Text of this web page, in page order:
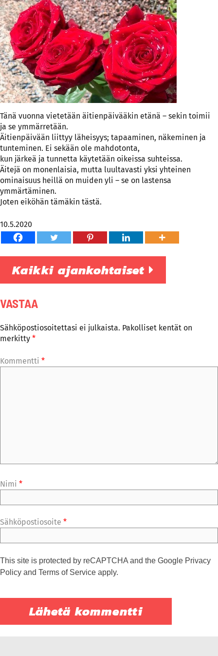
Tänä vuonna vietetään äitienpäivääkin etänä – sekin toimii
ja se ymmärretään.
Äitienpäivään liittyy läheisyys; tapaaminen, näkeminen ja
tunteminen. Ei sekään ole mahdotonta,
kun järkeä ja tunnetta käytetään oikeissa suhteissa.
Äitejä on monenlaisia, mutta luultavasti yksi yhteinen
ominaisuus heillä on muiden yli – se on lastensa
ymmärtäminen.
Joten eiköhän tämäkin tästä.
10.5.2020
Kaikki ajankohtaiset
VASTAA
Sähköpostiosoitettasi ei julkaista. Pakolliset kentät on
merkitty *
Kommentti *
Nimi *
Sähköpostiosoite *
This site is protected by reCAPTCHA and the Google Privacy
Policy and Terms of Service apply.